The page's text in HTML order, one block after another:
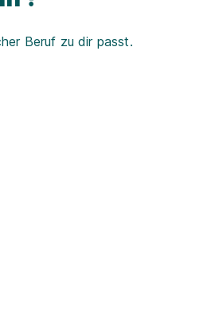
Beruf zu dir passt.